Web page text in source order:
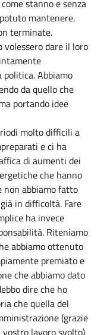
stanno e senza
mantenere.
terminate.
dare il loro
politica. Abbiamo
da quello che
portando idee
molto difficili a
e ci ha
di aumenti dei
che hanno
non abbiamo fatto
in difficoltà. Fare
ha invece
Riteniamo
abbiamo ottenuto
premiato e
che abbiamo dato
dire che ho
che quella del
(grazie
vostro lavoro svolto)